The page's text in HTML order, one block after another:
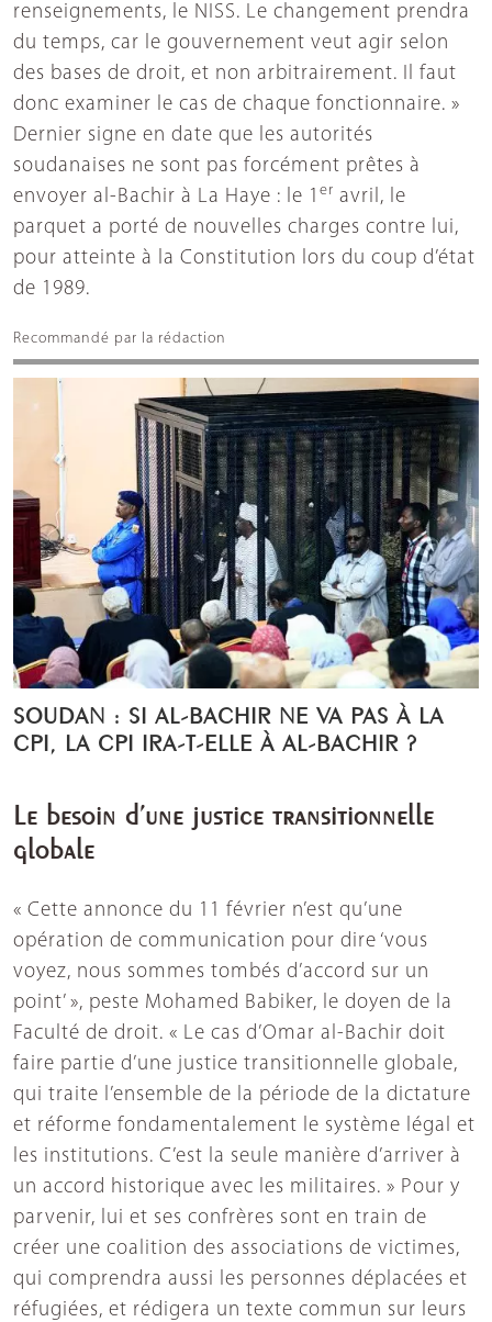
renseignements, le NISS. Le changement prendra
du temps, car le gouvernement veut agir selon
des bases de droit, et non arbitrairement. Il faut
donc examiner le cas de chaque fonctionnaire. »
Dernier signe en date que les autorités
soudanaises ne sont pas forcément prêtes à
envoyer al-Bachir à La Haye : le 1 er avril, le
parquet a porté de nouvelles charges contre lui,
pour atteinte à la Constitution lors du coup d’état
de 1989.
Recommandé par la rédaction
SOUDAN : SI AL-BACHIR NE VA PAS À LA
CPI, LA CPI IRA-T-ELLE À AL-BACHIR ?
Le besoin d’une justice transitionnelle
globale
« Cette annonce du 11 février n’est qu’une
opération de communication pour dire ‘vous
voyez, nous sommes tombés d’accord sur un
point’ », peste Mohamed Babiker, le doyen de la
Faculté de droit. « Le cas d’Omar al-Bachir doit
faire partie d’une justice transitionnelle globale,
qui traite l’ensemble de la période de la dictature
et réforme fondamentalement le système légal et
les institutions. C’est la seule manière d’arriver à
un accord historique avec les militaires. » Pour y
parvenir, lui et ses confrères sont en train de
créer une coalition des associations de victimes,
qui comprendra aussi les personnes déplacées et
réfugiées, et rédigera un texte commun sur leurs